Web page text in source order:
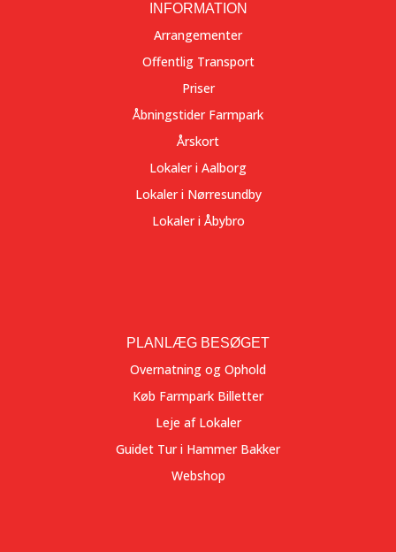
INFORMATION
Arrangementer
Offentlig Transport
Priser
Åbningstider Farmpark
Årskort
Lokaler i Aalborg
Lokaler i Nørresundby
Lokaler i Åbybro
PLANLÆG BESØGET
Overnatning og Ophold
Køb Farmpark Billetter
Leje af Lokaler
Guidet Tur i Hammer Bakker
Webshop